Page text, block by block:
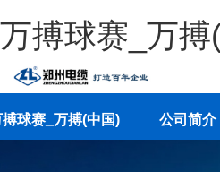
万搏球赛_万搏
球赛_万搏(中国) 公司简介